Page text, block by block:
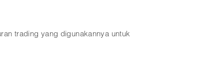
trading yang digunakannya untuk